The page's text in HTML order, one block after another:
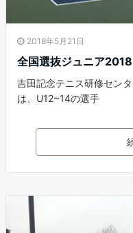
2018年5月21日
全国選抜ジュニア2018
吉田記念テニス研修セン
は、U12~14の選手